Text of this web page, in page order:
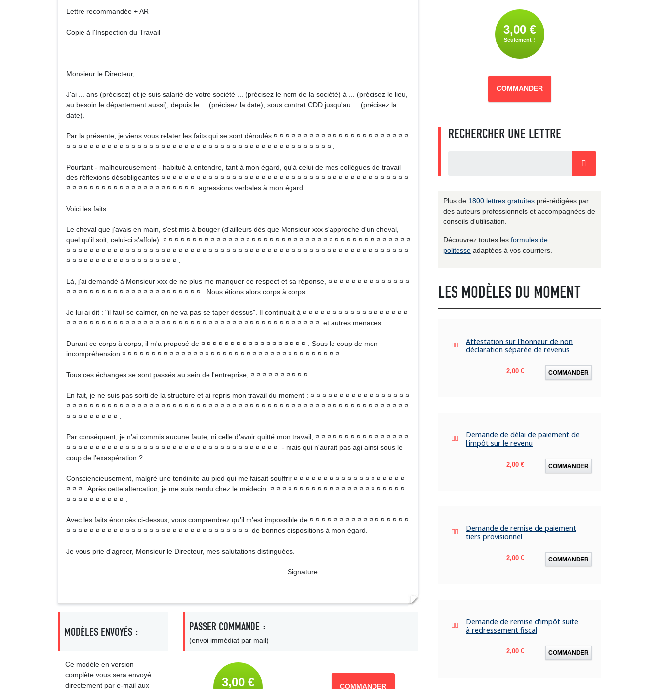
Lettre recommandée + AR
Copie à l'Inspection du Travail
Monsieur le Directeur,
J'ai ... ans (précisez) et je suis salarié de votre société ... (précisez le nom de la société) à ... (précisez le lieu,
au besoin le département aussi), depuis le ... (précisez la date), sous contrat CDD jusqu'au ... (précisez la
date).
Par la présente, je viens vous relater les faits qui se sont déroulés ¤ ¤ ¤ ¤ ¤ ¤ ¤ ¤ ¤ ¤ ¤ ¤ ¤ ¤ ¤ ¤ ¤ ¤ ¤ ¤ ¤ ¤ ¤
¤ ¤ ¤ ¤ ¤ ¤ ¤ ¤ ¤ ¤ ¤ ¤ ¤ ¤ ¤ ¤ ¤ ¤ ¤ ¤ ¤ ¤ ¤ ¤ ¤ ¤ ¤ ¤ ¤ ¤ ¤ ¤ ¤ ¤ ¤ ¤ ¤ ¤ ¤ ¤ ¤ ¤ ¤ ¤ ¤ .
Pourtant - malheureusement - habitué à entendre, tant à mon égard, qu'à celui de mes collègues de travail
des réflexions désobligeantes ¤ ¤ ¤ ¤ ¤ ¤ ¤ ¤ ¤ ¤ ¤ ¤ ¤ ¤ ¤ ¤ ¤ ¤ ¤ ¤ ¤ ¤ ¤ ¤ ¤ ¤ ¤ ¤ ¤ ¤ ¤ ¤ ¤ ¤ ¤ ¤ ¤ ¤ ¤ ¤ ¤ ¤
¤ ¤ ¤ ¤ ¤ ¤ ¤ ¤ ¤ ¤ ¤ ¤ ¤ ¤ ¤ ¤ ¤ ¤ ¤ ¤ ¤ ¤ agressions verbales à mon égard.
Voici les faits :
Le cheval que j'avais en main, s'est mis à bouger (d'ailleurs dès que Monsieur xxx s'approche d'un cheval,
quel qu'il soit, celui-ci s'affole). ¤ ¤ ¤ ¤ ¤ ¤ ¤ ¤ ¤ ¤ ¤ ¤ ¤ ¤ ¤ ¤ ¤ ¤ ¤ ¤ ¤ ¤ ¤ ¤ ¤ ¤ ¤ ¤ ¤ ¤ ¤ ¤ ¤ ¤ ¤ ¤ ¤ ¤ ¤ ¤ ¤ ¤
¤ ¤ ¤ ¤ ¤ ¤ ¤ ¤ ¤ ¤ ¤ ¤ ¤ ¤ ¤ ¤ ¤ ¤ ¤ ¤ ¤ ¤ ¤ ¤ ¤ ¤ ¤ ¤ ¤ ¤ ¤ ¤ ¤ ¤ ¤ ¤ ¤ ¤ ¤ ¤ ¤ ¤ ¤ ¤ ¤ ¤ ¤ ¤ ¤ ¤ ¤ ¤ ¤ ¤ ¤ ¤ ¤ ¤
¤ ¤ ¤ ¤ ¤ ¤ ¤ ¤ ¤ ¤ ¤ ¤ ¤ ¤ ¤ ¤ ¤ ¤ ¤ .
Là, j'ai demandé à Monsieur xxx de ne plus me manquer de respect et sa réponse, ¤ ¤ ¤ ¤ ¤ ¤ ¤ ¤ ¤ ¤ ¤ ¤ ¤ ¤
¤ ¤ ¤ ¤ ¤ ¤ ¤ ¤ ¤ ¤ ¤ ¤ ¤ ¤ ¤ ¤ ¤ ¤ ¤ ¤ ¤ ¤ ¤ . Nous étions alors corps à corps.
Je lui ai dit : "il faut se calmer, on ne va pas se taper dessus". Il continuait à ¤ ¤ ¤ ¤ ¤ ¤ ¤ ¤ ¤ ¤ ¤ ¤ ¤ ¤ ¤ ¤ ¤ ¤
¤ ¤ ¤ ¤ ¤ ¤ ¤ ¤ ¤ ¤ ¤ ¤ ¤ ¤ ¤ ¤ ¤ ¤ ¤ ¤ ¤ ¤ ¤ ¤ ¤ ¤ ¤ ¤ ¤ ¤ ¤ ¤ ¤ ¤ ¤ ¤ ¤ ¤ ¤ ¤ ¤ ¤ ¤ et autres menaces.
Durant ce corps à corps, il m'a proposé de ¤ ¤ ¤ ¤ ¤ ¤ ¤ ¤ ¤ ¤ ¤ ¤ ¤ ¤ ¤ ¤ ¤ ¤ . Sous le coup de mon
incompréhension ¤ ¤ ¤ ¤ ¤ ¤ ¤ ¤ ¤ ¤ ¤ ¤ ¤ ¤ ¤ ¤ ¤ ¤ ¤ ¤ ¤ ¤ ¤ ¤ ¤ ¤ ¤ ¤ ¤ ¤ ¤ ¤ ¤ ¤ ¤ ¤ ¤ .
Tous ces échanges se sont passés au sein de l'entreprise, ¤ ¤ ¤ ¤ ¤ ¤ ¤ ¤ ¤ ¤ .
En fait, je ne suis pas sorti de la structure et ai repris mon travail du moment : ¤ ¤ ¤ ¤ ¤ ¤ ¤ ¤ ¤ ¤ ¤ ¤ ¤ ¤ ¤ ¤ ¤
¤ ¤ ¤ ¤ ¤ ¤ ¤ ¤ ¤ ¤ ¤ ¤ ¤ ¤ ¤ ¤ ¤ ¤ ¤ ¤ ¤ ¤ ¤ ¤ ¤ ¤ ¤ ¤ ¤ ¤ ¤ ¤ ¤ ¤ ¤ ¤ ¤ ¤ ¤ ¤ ¤ ¤ ¤ ¤ ¤ ¤ ¤ ¤ ¤ ¤ ¤ ¤ ¤ ¤ ¤ ¤ ¤ ¤
¤ ¤ ¤ ¤ ¤ ¤ ¤ ¤ ¤ .
Par conséquent, je n'ai commis aucune faute, ni celle d'avoir quitté mon travail, ¤ ¤ ¤ ¤ ¤ ¤ ¤ ¤ ¤ ¤ ¤ ¤ ¤ ¤ ¤ ¤
¤ ¤ ¤ ¤ ¤ ¤ ¤ ¤ ¤ ¤ ¤ ¤ ¤ ¤ ¤ ¤ ¤ ¤ ¤ ¤ ¤ ¤ ¤ ¤ ¤ ¤ ¤ ¤ ¤ ¤ ¤ ¤ ¤ ¤ ¤ ¤ - mais qui n'aurait pas agi ainsi sous le
coup de l'exaspération ?
Consciencieusement, malgré une tendinite au pied qui me faisait souffrir ¤ ¤ ¤ ¤ ¤ ¤ ¤ ¤ ¤ ¤ ¤ ¤ ¤ ¤ ¤ ¤ ¤ ¤ ¤
¤ ¤ ¤ . Après cette altercation, je me suis rendu chez le médecin. ¤ ¤ ¤ ¤ ¤ ¤ ¤ ¤ ¤ ¤ ¤ ¤ ¤ ¤ ¤ ¤ ¤ ¤ ¤ ¤ ¤ ¤ ¤
¤ ¤ ¤ ¤ ¤ ¤ ¤ ¤ ¤ ¤ .
Avec les faits énoncés ci-dessus, vous comprendrez qu'il m'est impossible de ¤ ¤ ¤ ¤ ¤ ¤ ¤ ¤ ¤ ¤ ¤ ¤ ¤ ¤ ¤ ¤ ¤
¤ ¤ ¤ ¤ ¤ ¤ ¤ ¤ ¤ ¤ ¤ ¤ ¤ ¤ ¤ ¤ ¤ ¤ ¤ ¤ ¤ ¤ ¤ ¤ ¤ ¤ ¤ ¤ ¤ ¤ ¤ de bonnes dispositions à mon égard.
Je vous prie d'agréer, Monsieur le Directeur, mes salutations distinguées.
Signature
MODÈLES ENVOYÉS :
Ce modèle en version
complète vous sera envoyé
directement par e-mail aux
PASSER COMMANDE :
(envoi immédiat par mail)
3,00 € COMMANDER
3,00 €
Seulement !
COMMANDER
RECHERCHER UNE LETTRE
Plus de 1800 lettres gratuites pré-rédigées par
des auteurs professionnels et accompagnées de
conseils d'utilisation.
Découvrez toutes les formules de
politesse adaptées à vos courriers.
LES MODÈLES DU MOMENT
Attestation sur l'honneur de non
déclaration séparée de revenus
Prix
2,00 € COMMANDER
Demande de délai de paiement de
l'impôt sur le revenu
Prix
2,00 € COMMANDER
Demande de remise de paiement
tiers provisionnel
Prix
2,00 € COMMANDER
Demande de remise d'impôt suite
à redressement fiscal
Prix
2,00 € COMMANDER